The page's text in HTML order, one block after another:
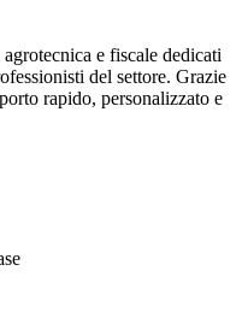
e fiscale dedicati
del settore. Grazie
rapido, personalizzato e